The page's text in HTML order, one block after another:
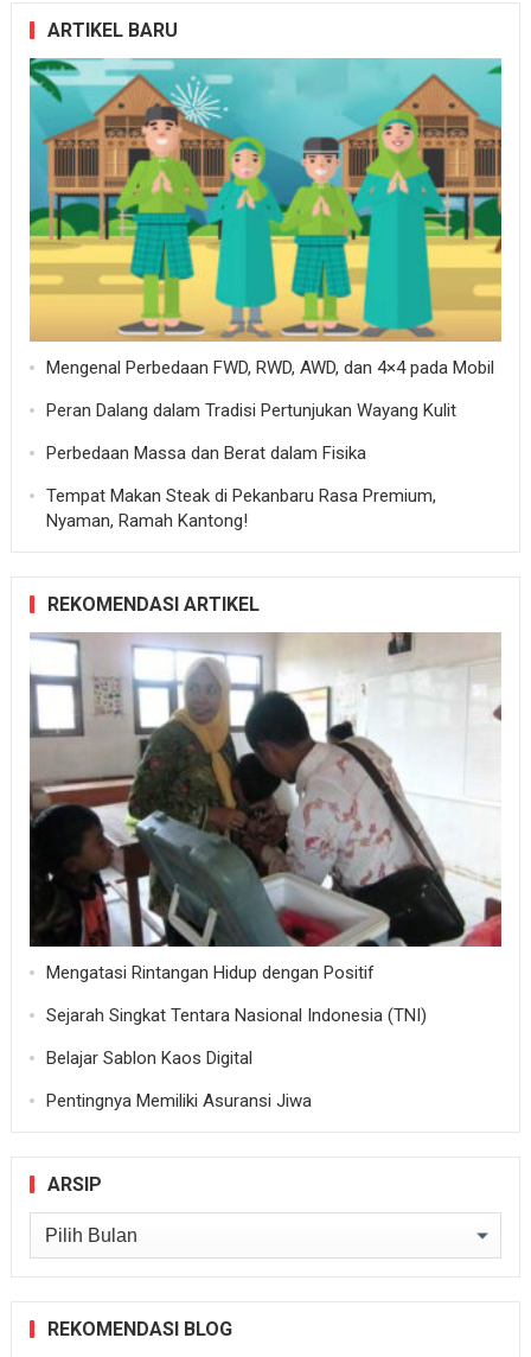
ARTIKEL BARU
Mengenal Perbedaan FWD, RWD, AWD, dan 4×4 pada Mobil
Peran Dalang dalam Tradisi Pertunjukan Wayang Kulit
Perbedaan Massa dan Berat dalam Fisika
Tempat Makan Steak di Pekanbaru Rasa Premium,
Nyaman, Ramah Kantong!
REKOMENDASI ARTIKEL
Mengatasi Rintangan Hidup dengan Positif
Sejarah Singkat Tentara Nasional Indonesia (TNI)
Belajar Sablon Kaos Digital
Pentingnya Memiliki Asuransi Jiwa
ARSIP
Arsip
REKOMENDASI BLOG